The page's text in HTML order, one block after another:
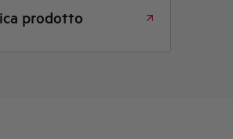
prodotto